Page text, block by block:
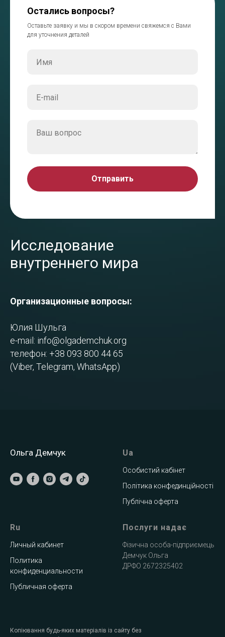
Остались вопросы?
Оставьте заявку и мы в скором времени свяжемся с Вами
для уточнения деталей
Отправить
Исследование
внутреннего мира
Организационные вопросы:
Юлия Шульга
e-mail: info@olgademchuk.org
телефон: +38 093 800 44 65
(Viber, Telegram, WhatsApp)
Ольга Демчук Ua
Особистий кабінет
Політика конфединційності
Публічна оферта
Ru
Личный кабинет
Политика
конфиденциальности
Публичная оферта
Послуги надає
Фізична особа-підприємець
Демчук Ольга
ДРФО 2672325402
Копіювання будь-яких матеріалів із сайту без